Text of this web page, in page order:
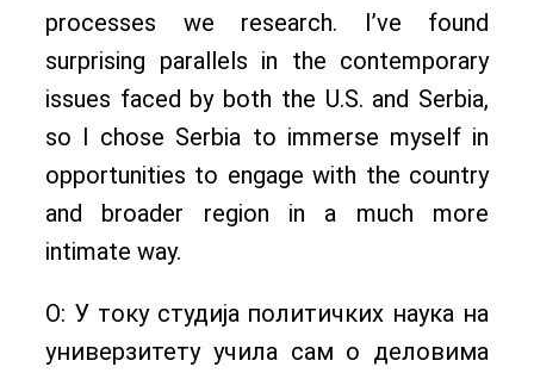
processes we research. I’ve found
surprising parallels in the contemporary
issues faced by both the U.S. and Serbia,
so I chose Serbia to immerse myself in
opportunities to engage with the country
and broader region in a much more
intimate way.
О: У току студија политичких наука на
универзитету учила сам о деловима